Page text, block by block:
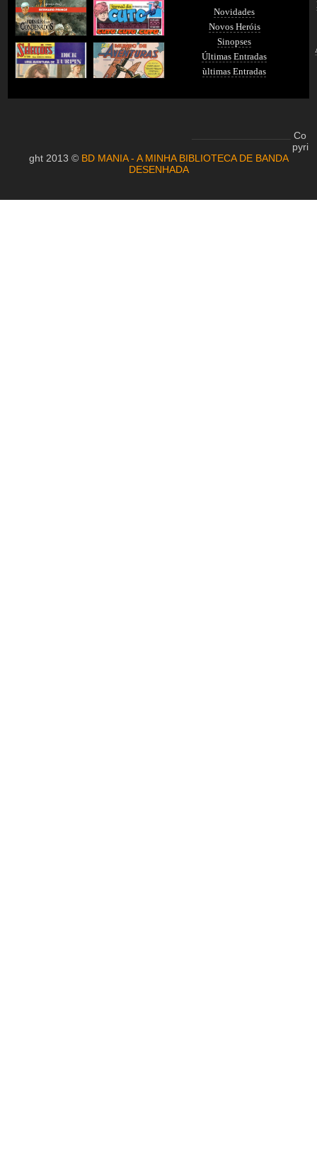
Novidades
Novos Heróis
Sinopses
Últimas Entradas
ùltimas Entradas
Co
pyri
ght 2013 © BD MANIA - A MINHA BIBLIOTECA DE BANDA
DESENHADA